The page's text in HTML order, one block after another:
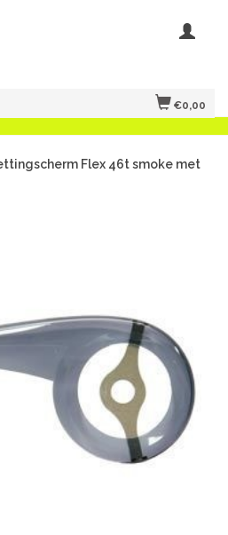
€0,00
Flex 46t smoke met